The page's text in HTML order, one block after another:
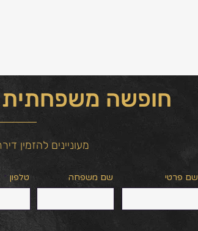
חופשה משפחתית
מעוניינים להזמין דירת
טלפון שם משפחה שם פרטי